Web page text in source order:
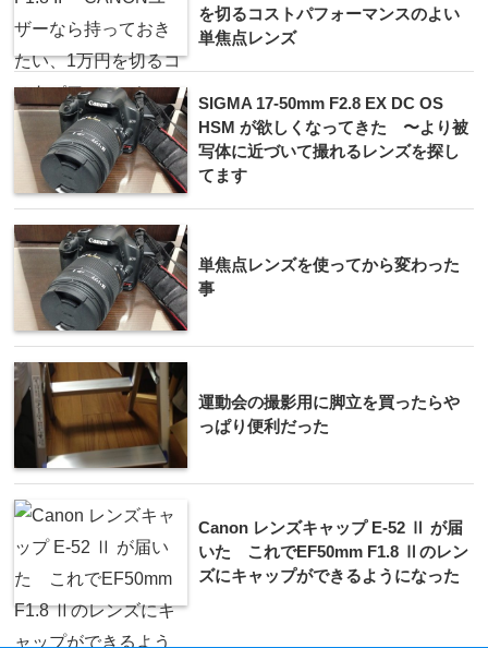
を切るコストパフォーマンスのよい
単焦点レンズ
SIGMA 17-50mm F2.8 EX DC OS
HSM が欲しくなってきた 〜より被
写体に近づいて撮れるレンズを探し
てます
単焦点レンズを使ってから変わった
事
運動会の撮影用に脚立を買ったらや
っぱり便利だった
Canon レンズキャップ E-52 Ⅱ が届
いた これでEF50mm F1.8 Ⅱのレン
ズにキャップができるようになった